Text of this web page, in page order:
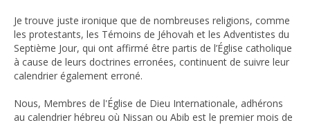
Je trouve juste ironique que de nombreuses religions, comme
les protestants, les Témoins de Jéhovah et les Adventistes du
Septième Jour, qui ont affirmé être partis de l’Église catholique
à cause de leurs doctrines erronées, continuent de suivre leur
calendrier également erroné.
Nous, Membres de l'Église de Dieu Internationale, adhérons
au calendrier hébreu où Nissan ou Abib est le premier mois de